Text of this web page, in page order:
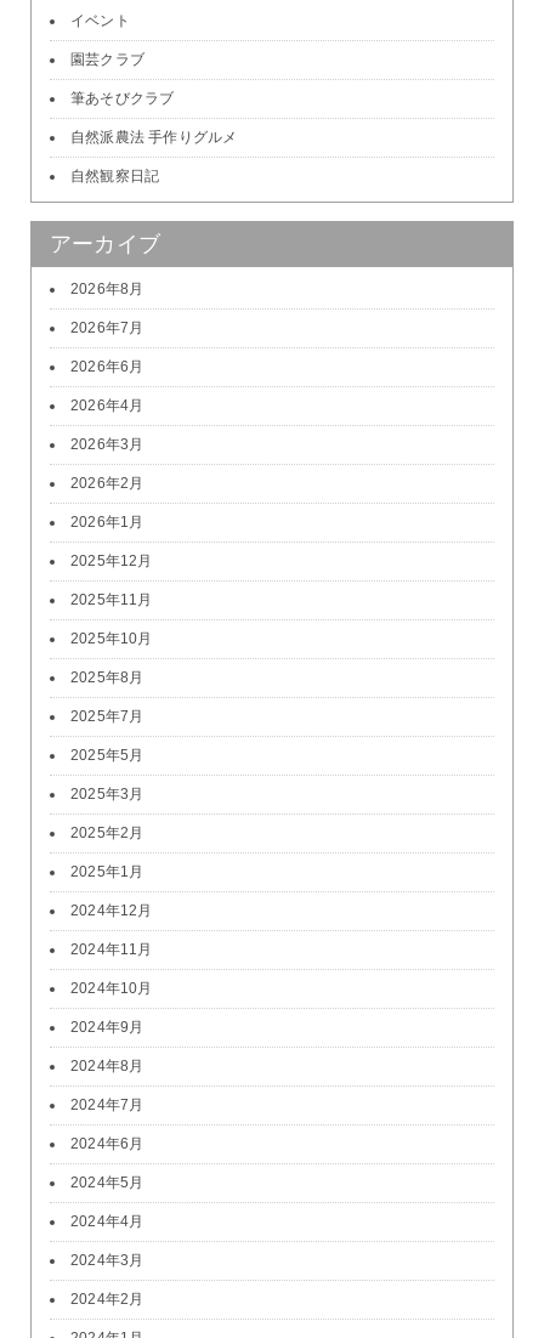
イベント
園芸クラブ
筆あそびクラブ
自然派農法 手作りグルメ
自然観察日記
アーカイブ
2026年8月
2026年7月
2026年6月
2026年4月
2026年3月
2026年2月
2026年1月
2025年12月
2025年11月
2025年10月
2025年8月
2025年7月
2025年5月
2025年3月
2025年2月
2025年1月
2024年12月
2024年11月
2024年10月
2024年9月
2024年8月
2024年7月
2024年6月
2024年5月
2024年4月
2024年3月
2024年2月